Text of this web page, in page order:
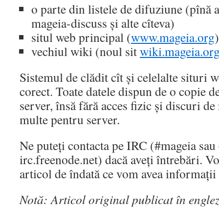
o parte din listele de difuziune (pînă
mageia-discuss și alte cîteva)
situl web principal (www.mageia.org)
vechiul wiki (noul sit
Sistemul de clădit cît și celelalte situri
corect. Toate datele dispun de o copie
server, însă fără acces fizic și discuri
multe pentru server.
Ne puteți contacta pe IRC (#mageia
irc.freenode.net) dacă aveți întrebări.
articol de îndată ce vom avea
Notă: Articol original publicat în